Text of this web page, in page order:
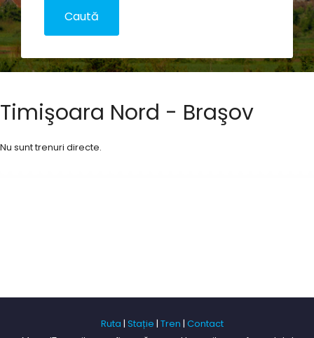
Timişoara Nord - Braşov
Nu sunt trenuri directe.
Ruta | Stație | Tren | Contact